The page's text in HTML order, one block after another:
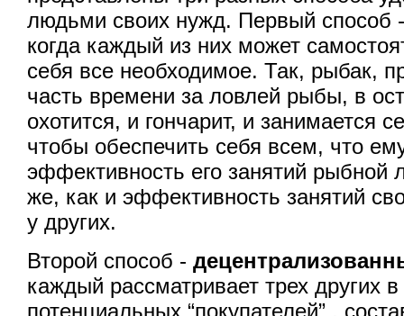
людьми своих нужд. Первый способ
когда каждый из них может
себя все необходимое. Так, рыбак,
часть времени за ловлей рыбы, в
охотится, и гончарит, и занимается
чтобы обеспечить себя всем, что
эффективность его занятий рыбной
же, как и эффективность занятий
у других.
Второй способ -
каждый рассматривает трех других
потенциальных “покупателей” ,